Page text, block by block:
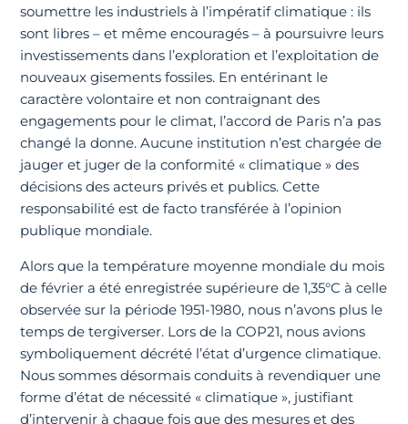
soumettre les industriels à l’impératif climatique : ils
sont libres – et même encouragés – à poursuivre leurs
investissements dans l’exploration et l’exploitation de
nouveaux gisements fossiles. En entérinant le
caractère volontaire et non contraignant des
engagements pour le climat, l’accord de Paris n’a pas
changé la donne. Aucune institution n’est chargée de
jauger et juger de la conformité « climatique » des
décisions des acteurs privés et publics. Cette
responsabilité est de facto transférée à l’opinion
publique mondiale.
Alors que la température moyenne mondiale du mois
de février a été enregistrée supérieure de 1,35°C à celle
observée sur la période 1951-1980, nous n’avons plus le
temps de tergiverser. Lors de la COP21, nous avions
symboliquement décrété l’état d’urgence climatique.
Nous sommes désormais conduits à revendiquer une
forme d’état de nécessité « climatique », justifiant
d’intervenir à chaque fois que des mesures et des